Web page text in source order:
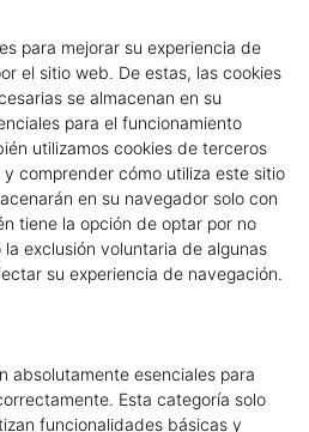
para mejorar su experiencia de
el sitio web. De estas, las cookies
se almacenan en su
para el funcionamiento
utilizamos cookies de terceros
comprender cómo utiliza este sitio
en su navegador solo con
tiene la opción de optar por no
exclusión voluntaria de algunas
su experiencia de navegación.
absolutamente esenciales para
Esta categoría solo
funcionalidades básicas y